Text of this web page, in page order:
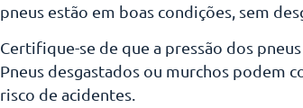
pneus estão em boas condições, sem
Certifique-se de que a pressão dos
Pneus desgastados ou murchos podem
risco de acidentes.